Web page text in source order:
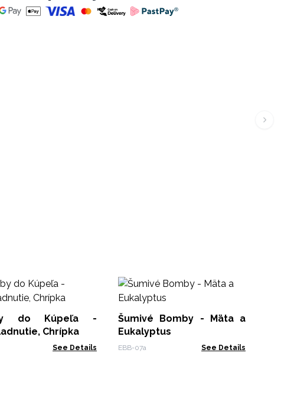
do Kúpeľa -
Chrípka
See Details
Šumivé Bomby - Mäta a
Eukalyptus
EBB-07a See Details